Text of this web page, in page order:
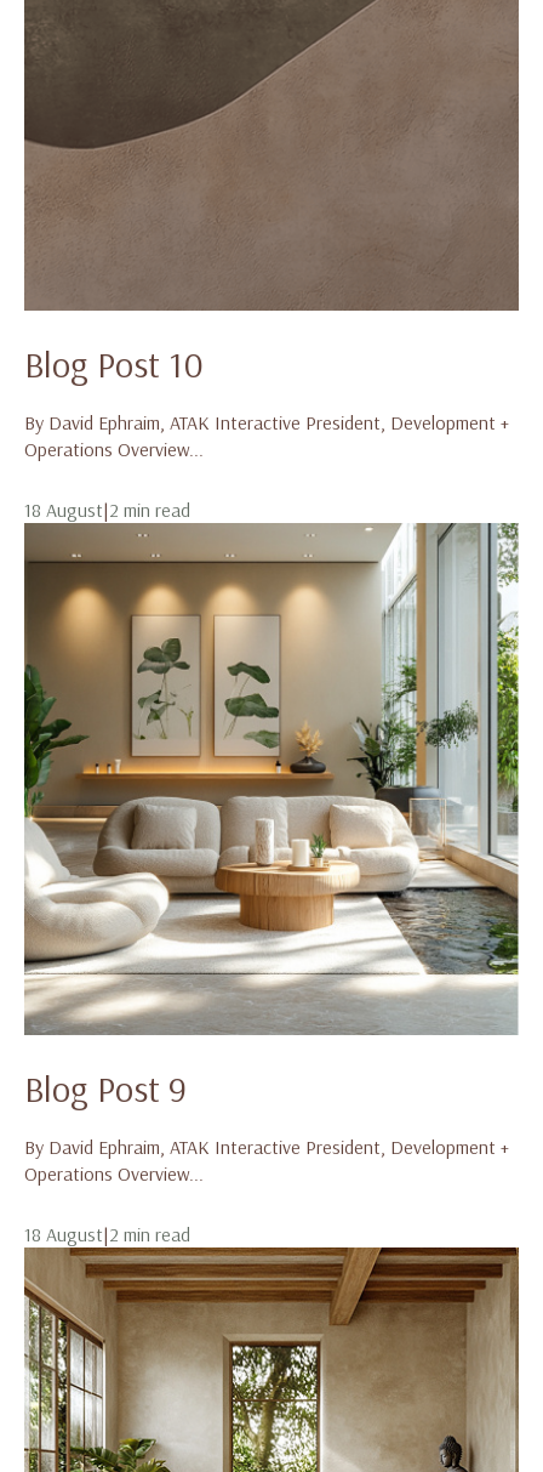
Blog Post 10
By David Ephraim, ATAK Interactive President, Development +
Operations Overview...
18 August|2 min read
Blog Post 9
By David Ephraim, ATAK Interactive President, Development +
Operations Overview...
18 August|2 min read